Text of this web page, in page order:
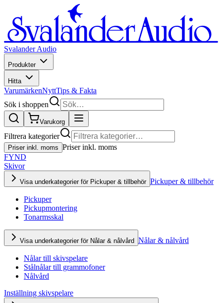
Svalander Audio
Produkter
Hitta
VarumärkenNyttTips & Fakta
Sök i shoppen
Varukorg
Filtrera kategorier
Priser inkl. moms Priser inkl. moms
FYND
Skivor
Visa underkategorier för Pickuper & tillbehör Pickuper & tillbehör
Pickuper
Pickupmontering
Tonarmsskal
Visa underkategorier för Nålar & nålvård Nålar & nålvård
Nålar till skivspelare
Stålnålar till grammofoner
Nålvård
Inställning skivspelare